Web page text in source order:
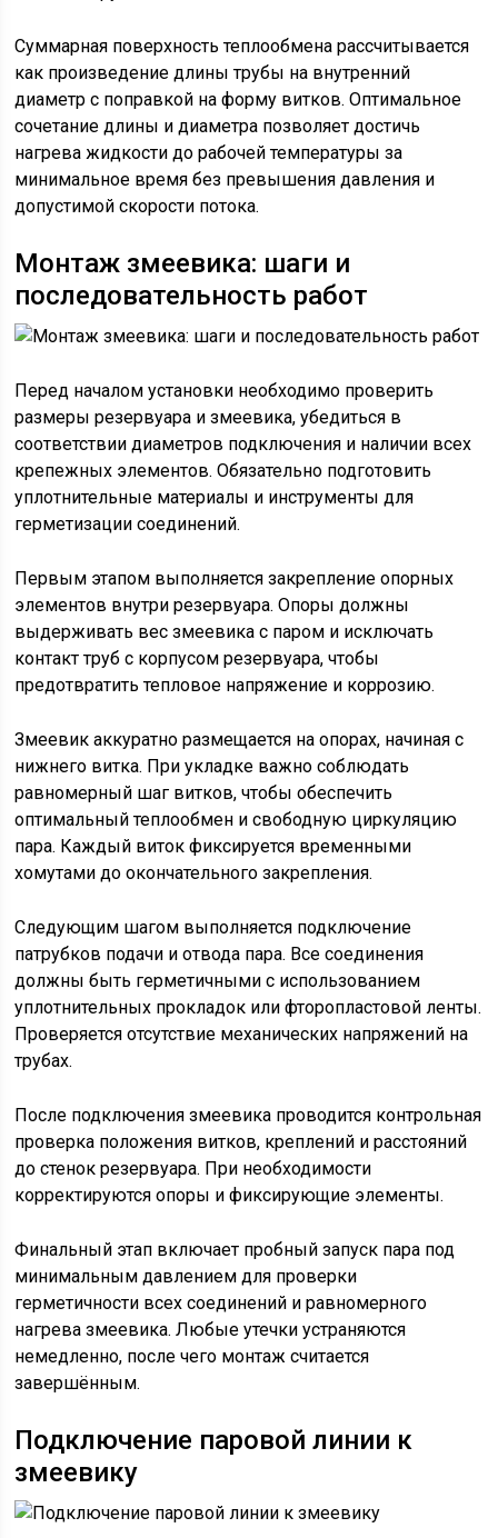
Суммарная поверхность теплообмена рассчитывается
как произведение длины трубы на внутренний
диаметр с поправкой на форму витков. Оптимальное
сочетание длины и диаметра позволяет достичь
нагрева жидкости до рабочей температуры за
минимальное время без превышения давления и
допустимой скорости потока.
Монтаж змеевика: шаги и
последовательность работ
Перед началом установки необходимо проверить
размеры резервуара и змеевика, убедиться в
соответствии диаметров подключения и наличии всех
крепежных элементов. Обязательно подготовить
уплотнительные материалы и инструменты для
герметизации соединений.
Первым этапом выполняется закрепление опорных
элементов внутри резервуара. Опоры должны
выдерживать вес змеевика с паром и исключать
контакт труб с корпусом резервуара, чтобы
предотвратить тепловое напряжение и коррозию.
Змеевик аккуратно размещается на опорах, начиная с
нижнего витка. При укладке важно соблюдать
равномерный шаг витков, чтобы обеспечить
оптимальный теплообмен и свободную циркуляцию
пара. Каждый виток фиксируется временными
хомутами до окончательного закрепления.
Следующим шагом выполняется подключение
патрубков подачи и отвода пара. Все соединения
должны быть герметичными с использованием
уплотнительных прокладок или фторопластовой ленты.
Проверяется отсутствие механических напряжений на
трубах.
После подключения змеевика проводится контрольная
проверка положения витков, креплений и расстояний
до стенок резервуара. При необходимости
корректируются опоры и фиксирующие элементы.
Финальный этап включает пробный запуск пара под
минимальным давлением для проверки
герметичности всех соединений и равномерного
нагрева змеевика. Любые утечки устраняются
немедленно, после чего монтаж считается
завершённым.
Подключение паровой линии к
змеевику